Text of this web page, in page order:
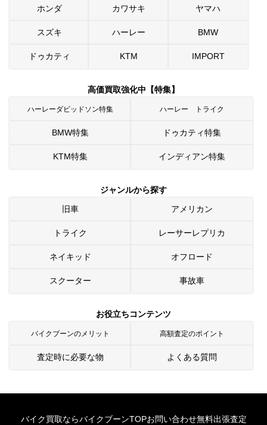
ホンダ カワサキ ヤマハ
スズキ ハーレー BMW
ドゥカティ KTM IMPORT
高価買取強化中【特集】
ハーレーダビッドソン特集 ハーレー トライク
BMW特集 ドゥカティ特集
KTM特集 インディアン特集
ジャンルから探す
旧車 アメリカン
トライク レーサーレプリカ
ネイキッド オフロード
スクーター 事故車
お役立ちコンテンツ
バイクブーンのメリット 高額査定のポイント
査定時に必要な物 よくある質問
バイク買取ならバイクブーンTOPお問い合わせ無料出張査定